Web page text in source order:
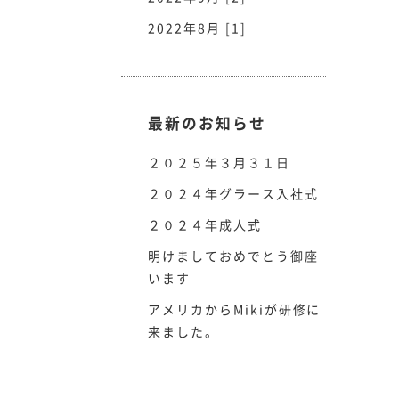
2022年8月 [1]
最新のお知らせ
２０２５年３月３１日
２０２４年グラース入社式
２０２４年成人式
明けましておめでとう御座
います
アメリカからMikiが研修に
来ました。